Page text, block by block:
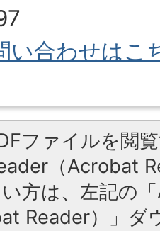
い合わせはこ
ファイルを閲
（Acrobat
方は、左記の
Reader）」ダ